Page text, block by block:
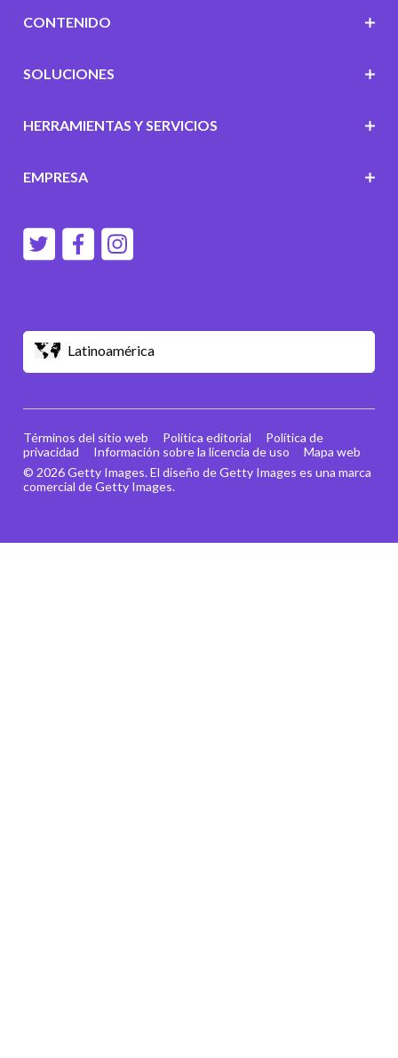
Latinoamérica
CONTENIDO
SOLUCIONES
HERRAMIENTAS Y SERVICIOS
EMPRESA
© 2026 Getty Images. El diseño de Getty Images es una marca
comercial de Getty Images.
Términos del sitio web Política editorial
Política de
privacidad
Información sobre la licencia de uso Mapa web